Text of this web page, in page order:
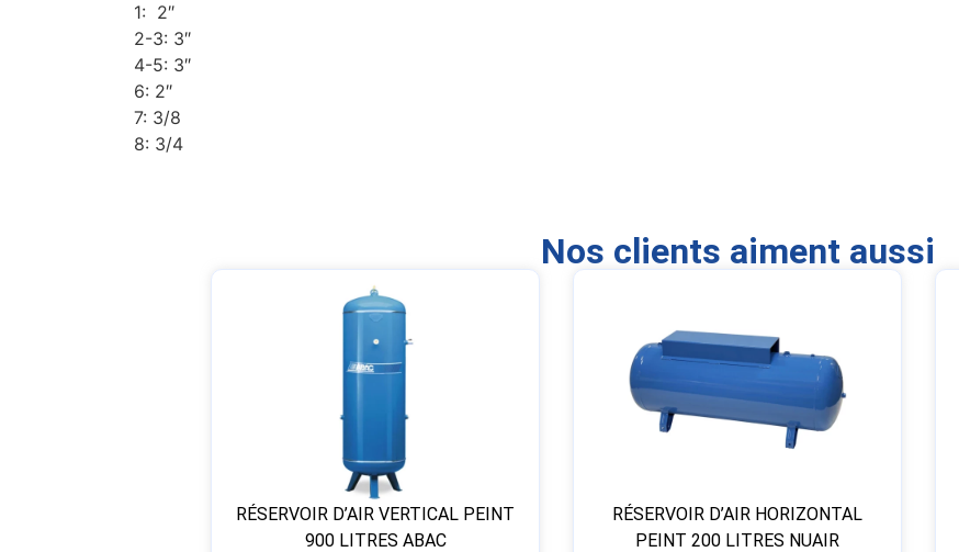
1: 2″
2-3: 3″
4-5: 3″
6: 2″
7: 3/8
8: 3/4
Nos clients aiment aussi
RÉSERVOIR D’AIR VERTICAL PEINT
900 LITRES ABAC
RÉSERVOIR D’AIR HORIZONTAL
PEINT 200 LITRES NUAIR